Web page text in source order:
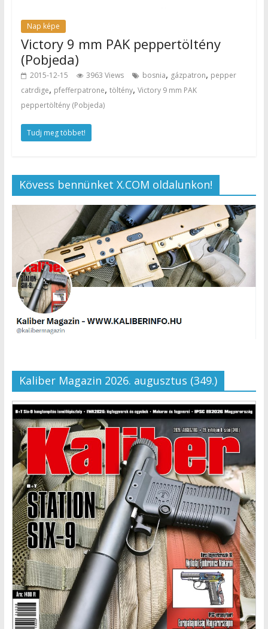
Nap képe
Victory 9 mm PAK peppertöltény
(Pobjeda)
2015-12-15 3963 Views bosnia, gázpatron, pepper
catrdige, pfefferpatrone, töltény, Victory 9 mm PAK
peppertöltény (Pobjeda)
Tudj meg többet!
Kövess bennünket X.COM oldalunkon!
Kaliber Magazin 2026. augusztus (349.)